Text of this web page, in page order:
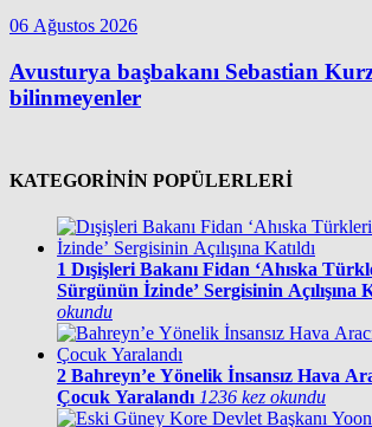
06 Ağustos 2026
Avusturya başbakanı Sebastian
bilinmeyenler
KATEGORİNİN POPÜLERLERİ
1 Dışişleri Bakanı Fidan ‘Ahıska
Sürgünün İzinde’ Sergisinin Açılışına
okundu
2 Bahreyn’e Yönelik İnsansız Hava
Çocuk Yaralandı 1236 kez okundu